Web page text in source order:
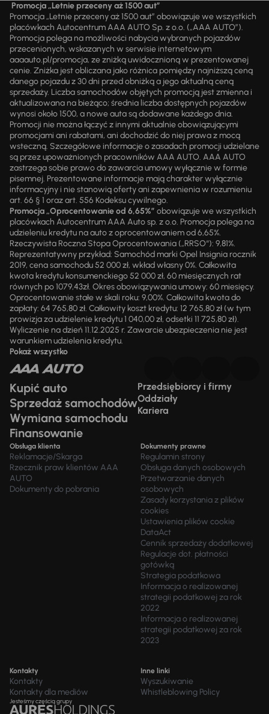
Promocja „Letnie przeceny aż 1500 aut”
Promocja „Letnie przeceny aż 1500 aut” obowiązuje we wszystkich
placówkach Autocentrum AAA AUTO Sp. z o.o. („AAA AUTO”).
Promocja polega na możliwości nabycia wybranych pojazdów
przecenionych, wskazanych w serwisie internetowym
aaaauto.pl/promocja, ze zniżką uwidocznioną w prezentowanej
cenie. Zniżka jest obliczana jako różnica pomiędzy najniższą ceną
danego pojazdu z 30 dni przed obniżką a jego aktualną ceną
sprzedaży. Liczba samochodów objętych promocją jest zmienna i
aktualizowana na bieżąco; średnia liczba dostępnych pojazdów
wynosi około 1500, a nowe auta są dodawane każdego dnia.
Promocji nie można łączyć z innymi aktualnie obowiązującymi
promocjami ani rabatami, ani dochodzić do niej prawa z mocą
wsteczną. Szczegółowe informacje o zasadach promocji udzielane
są przez upoważnionych pracowników AAA AUTO. AAA AUTO
zastrzega sobie prawo do zawarcia umowy wyłącznie w formie
pisemnej. Prezentowane informacje mają charakter wyłącznie
informacyjny i nie stanowią oferty ani zapewnienia w rozumieniu
art. 66 § 1 oraz art. 556 Kodeksu cywilnego.
Promocja „Oprocentowanie od 6,65%” obowiązuje we wszystkich
placówkach Autocentrum AAA Auto sp. z o.o. Promocja polega na
udzieleniu kredytu na auto z oprocentowaniem od 6,65%.
Rzeczywista Roczna Stopa Oprocentowania („RRSO“): 9,81%.
Reprezentatywny przykład: Samochód marki Opel Insignia rocznik
2019, cena samochodu 52 000 zł, wkład własny 0%. Całkowita
kwota kredytu konsumenckiego 52 000 zł, 60 miesięcznych rat
równych po 1079,43zł. Okres obowiązywania umowy: 60 miesięcy.
Oprocentowanie stałe w skali roku: 9,00%. Całkowita kwota do
zapłaty: 64 765,80 zł. Całkowity koszt kredytu: 12 765,80 zł (w tym
prowizja za udzielenie kredytu 1 040,00 zł, odsetki 11 725,80 zł).
Wyliczenie na dzień 11.12.2025 r. Zawarcie ubezpieczenia nie jest
warunkiem udzielenia kredytu.
Pokaż wszystko
Kupić auto
Sprzedaż samochodów
Wymiana samochodu
Finansowanie
Przedsiębiorcy i firmy
Oddziały
Kariera
Obsługa klienta
Reklamacje/Skarga
Rzecznik praw klientów AAA
AUTO
Dokumenty do pobrania
Dokumenty prawne
Regulamin strony
Obsługa danych osobowych
Przetwarzanie danych
osobowych
Zasady korzystania z plików
cookies
Ustawienia plików cookie
DataAct
Cennik sprzedaży dodatkowej
Regulacje dot. płatności
gotówką
Strategia podatkowa
Informacja o realizowanej
strategii podatkowej za rok
2022
Informacja o realizowanej
strategii podatkowej za rok
2023
Kontakty
Kontakty
Kontakty dla mediów
Inne linki
Wyszukiwanie
Whistleblowing Policy
Jesteśmy częścią grupy